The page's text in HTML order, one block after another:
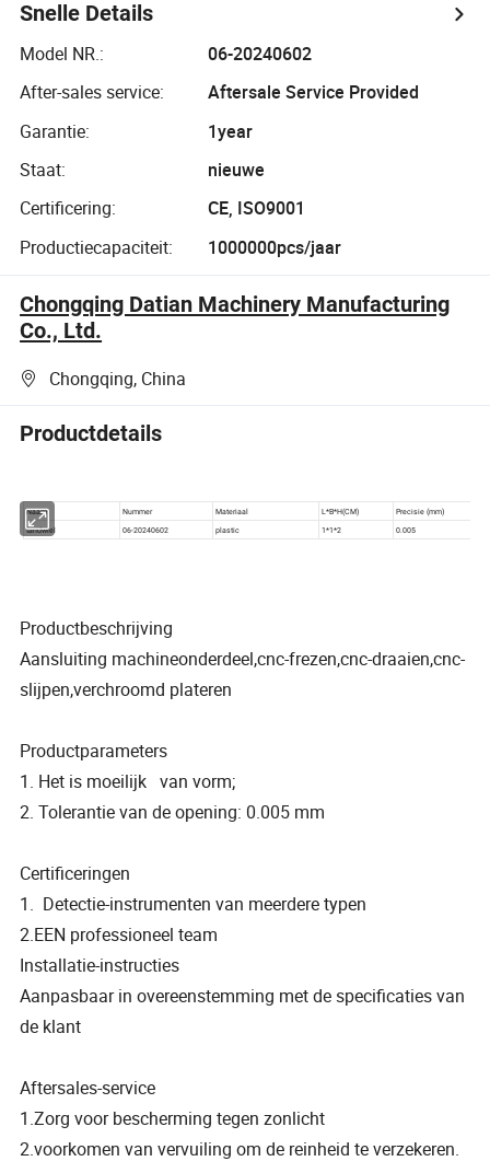
Snelle Details
Model NR.:
06-20240602
After-sales service:
Aftersale Service Provided
Garantie:
1year
Staat:
nieuwe
Certificering:
CE, ISO9001
Productiecapaciteit:
1000000pcs/jaar
Chongqing Datian Machinery Manufacturing
Co., Ltd.
Chongqing, China
Productdetails
Productbeschrijving
Aansluiting machineonderdeel,cnc-frezen,cnc-draaien,cnc-
slijpen,verchroomd plateren
Productparameters
1. Het is moeilijk van vorm;
2. Tolerantie van de opening: 0.005 mm
Certificeringen
1. Detectie-instrumenten van meerdere typen
2.EEN professioneel team
Installatie-instructies
Aanpasbaar in overeenstemming met de specificaties van
de klant
Aftersales-service
1.Zorg voor bescherming tegen zonlicht
2.voorkomen van vervuiling om de reinheid te verzekeren.